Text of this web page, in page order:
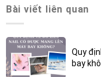
Bài viết liên quan
Quy
bay